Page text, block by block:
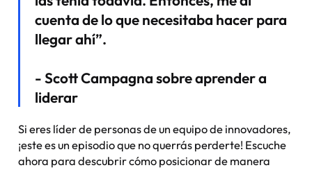
cuenta de lo que necesitaba hacer para
llegar ahí”.
- Scott Campagna sobre aprender a
liderar
Si eres líder de personas de un equipo de innovadores,
¡este es un episodio que no querrás perderte! Escuche
ahora para descubrir cómo posicionar de manera